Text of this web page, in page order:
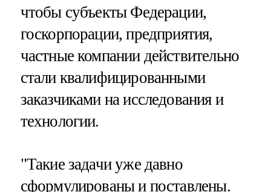
чтобы субъекты Федерации,
госкорпорации, предприятия,
частные компании действительно
стали квалифицированными
заказчиками на исследования и
технологии.
"Такие задачи уже давно
сформулированы и поставлены.